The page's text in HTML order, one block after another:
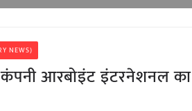
NEWS)
कंपनी आरबोइंट इंटरनेशनल का